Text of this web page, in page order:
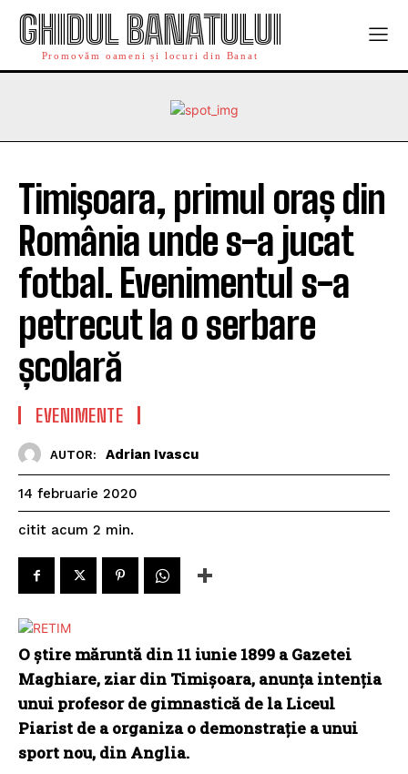
GHIDUL BANATULUI
Promovăm oameni și locuri din Banat
Timişoara, primul oraș din
România unde s-a jucat
fotbal. Evenimentul s-a
petrecut la o serbare
școlară
EVENIMENTE
AUTOR: Adrian Ivascu
14 februarie 2020
citit acum 2 min.
O ştire măruntă din 11 iunie 1899 a Gazetei
Maghiare, ziar din Timişoara, anunţa intenţia
unui profesor de gimnastică de la Liceul
Piarist de a organiza o demonstraţie a unui
sport nou, din Anglia.